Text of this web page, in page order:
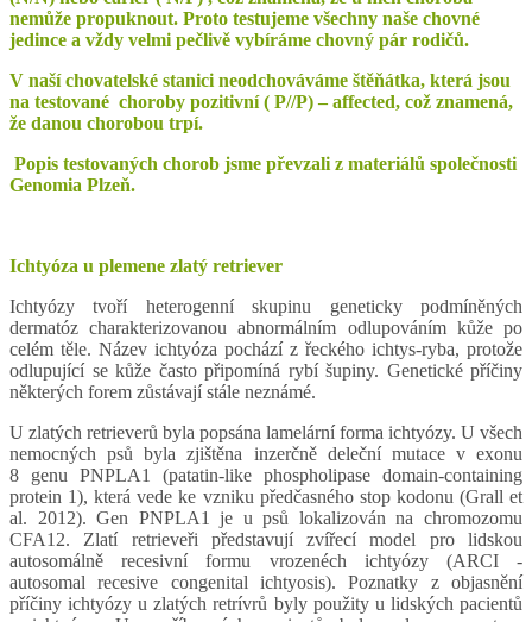
nemůže propuknout. Proto testujeme všechny naše chovné
jedince a vždy velmi pečlivě vybíráme chovný pár rodičů.
V naší chovatelské stanici neodchováváme štěňátka, která jsou
na testované choroby pozitivní ( P//P) – affected, což znamená,
že danou chorobou trpí.
Popis testovaných chorob jsme převzali z materiálů společnosti
Genomia Plzeň.
Ichtyóza u plemene zlatý retriever
Ichtyózy tvoří heterogenní skupinu geneticky podmíněných
dermatóz charakterizovanou abnormálním odlupováním kůže po
celém těle. Název ichtyóza pochází z řeckého ichtys-ryba, protože
odlupující se kůže často připomíná rybí šupiny. Genetické příčiny
některých forem zůstávají stále neznámé.
U zlatých retrieverů byla popsána lamelární forma ichtyózy. U všech
nemocných psů byla zjištěna inzerčně deleční mutace v exonu
8 genu PNPLA1 (patatin-like phospholipase domain-containing
protein 1), která vede ke vzniku předčasného stop kodonu (Grall et
al. 2012). Gen PNPLA1 je u psů lokalizován na chromozomu
CFA12. Zlatí retrieveři představují zvířecí model pro lidskou
autosomálně recesivní formu vrozenéch ichtyózy (ARCI -
autosomal recesive congenital ichtyosis). Poznatky z objasnění
příčiny ichtyózy u zlatých retrívrů byly použity u lidských pacientů